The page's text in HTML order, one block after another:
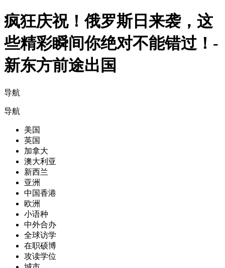
疯狂庆祝！俄罗斯日来袭，这
些精彩瞬间你绝对不能错过！-
新东方前途出国
导航
导航
美国
英国
加拿大
澳大利亚
新西兰
亚洲
中国香港
欧洲
小语种
中外合办
全球访学
在职硕博
攻读学位